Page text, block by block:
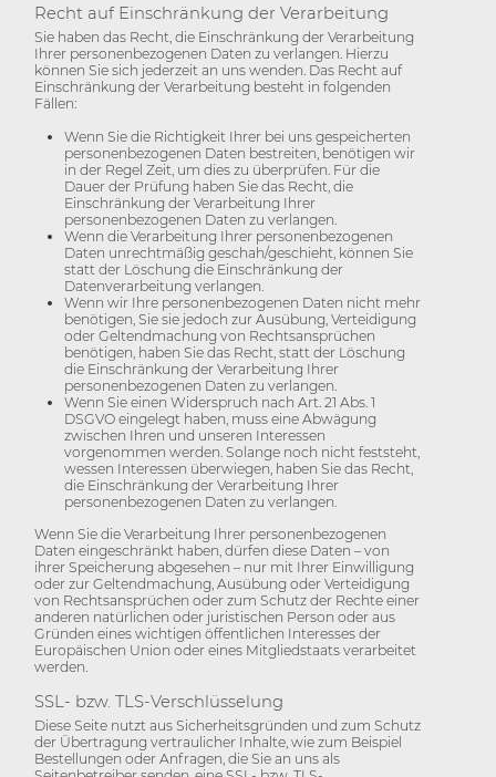
Recht auf Einschränkung der Verarbeitung
Sie haben das Recht, die Einschränkung der Verarbeitung
Ihrer personenbezogenen Daten zu verlangen. Hierzu
können Sie sich jederzeit an uns wenden. Das Recht auf
Einschränkung der Verarbeitung besteht in folgenden
Fällen:
Wenn Sie die Richtigkeit Ihrer bei uns gespeicherten
personenbezogenen Daten bestreiten, benötigen wir
in der Regel Zeit, um dies zu überprüfen. Für die
Dauer der Prüfung haben Sie das Recht, die
Einschränkung der Verarbeitung Ihrer
personenbezogenen Daten zu verlangen.
Wenn die Verarbeitung Ihrer personenbezogenen
Daten unrechtmäßig geschah/geschieht, können Sie
statt der Löschung die Einschränkung der
Datenverarbeitung verlangen.
Wenn wir Ihre personenbezogenen Daten nicht mehr
benötigen, Sie sie jedoch zur Ausübung, Verteidigung
oder Geltendmachung von Rechtsansprüchen
benötigen, haben Sie das Recht, statt der Löschung
die Einschränkung der Verarbeitung Ihrer
personenbezogenen Daten zu verlangen.
Wenn Sie einen Widerspruch nach Art. 21 Abs. 1
DSGVO eingelegt haben, muss eine Abwägung
zwischen Ihren und unseren Interessen
vorgenommen werden. Solange noch nicht feststeht,
wessen Interessen überwiegen, haben Sie das Recht,
die Einschränkung der Verarbeitung Ihrer
personenbezogenen Daten zu verlangen.
Wenn Sie die Verarbeitung Ihrer personenbezogenen
Daten eingeschränkt haben, dürfen diese Daten – von
ihrer Speicherung abgesehen – nur mit Ihrer Einwilligung
oder zur Geltendmachung, Ausübung oder Verteidigung
von Rechtsansprüchen oder zum Schutz der Rechte einer
anderen natürlichen oder juristischen Person oder aus
Gründen eines wichtigen öffentlichen Interesses der
Europäischen Union oder eines Mitgliedstaats verarbeitet
werden.
SSL- bzw. TLS-Verschlüsselung
Diese Seite nutzt aus Sicherheitsgründen und zum Schutz
der Übertragung vertraulicher Inhalte, wie zum Beispiel
Bestellungen oder Anfragen, die Sie an uns als